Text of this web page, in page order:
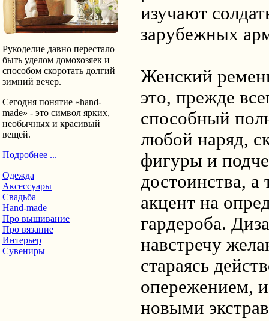
Рукоделие давно перестало
быть уделом домохозяек и
способом скоротать долгий
зимний вечер.
Сегодня понятие «hand-
made» - это символ ярких,
необычных и красивый
вещей.
Подробнее ...
Одежда
Аксессуары
Свадьба
Hand-made
Про вышивание
Про вязание
Интерьер
Сувениры
изучают
зарубежных
Женский
это, прежде
способный
любой наряд,
фигуры и
достоинства, а
акцент на
гардероба.
навстречу
стараясь
опережением,
новыми